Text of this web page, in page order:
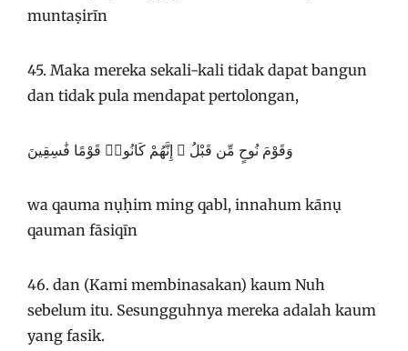
muntaṣirīn
45. Maka mereka sekali-kali tidak dapat bangun
dan tidak pula mendapat pertolongan,
وَقَوْمَ نُوحٍ مِّن قَبْلُ ۖ إِنَّهُمْ كَانُوا۟ قَوْمًا فَٰسِقِينَ
wa qauma nụḥim ming qabl, innahum kānụ
qauman fāsiqīn
46. dan (Kami membinasakan) kaum Nuh
sebelum itu. Sesungguhnya mereka adalah kaum
yang fasik.